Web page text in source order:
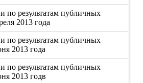
по результатам публичных
2013 года
по результатам публичных
2013 года
по результатам публичных
2013 годв